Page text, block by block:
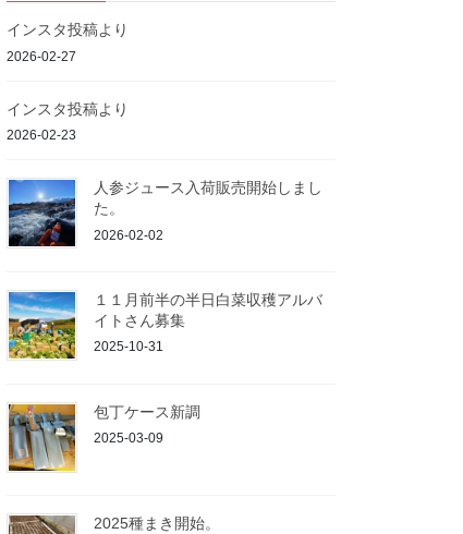
インスタ投稿より
2026-02-27
インスタ投稿より
2026-02-23
人参ジュース入荷販売開始しまし
た。
2026-02-02
１１月前半の半日白菜収穫アルバ
イトさん募集
2025-10-31
包丁ケース新調
2025-03-09
2025種まき開始。